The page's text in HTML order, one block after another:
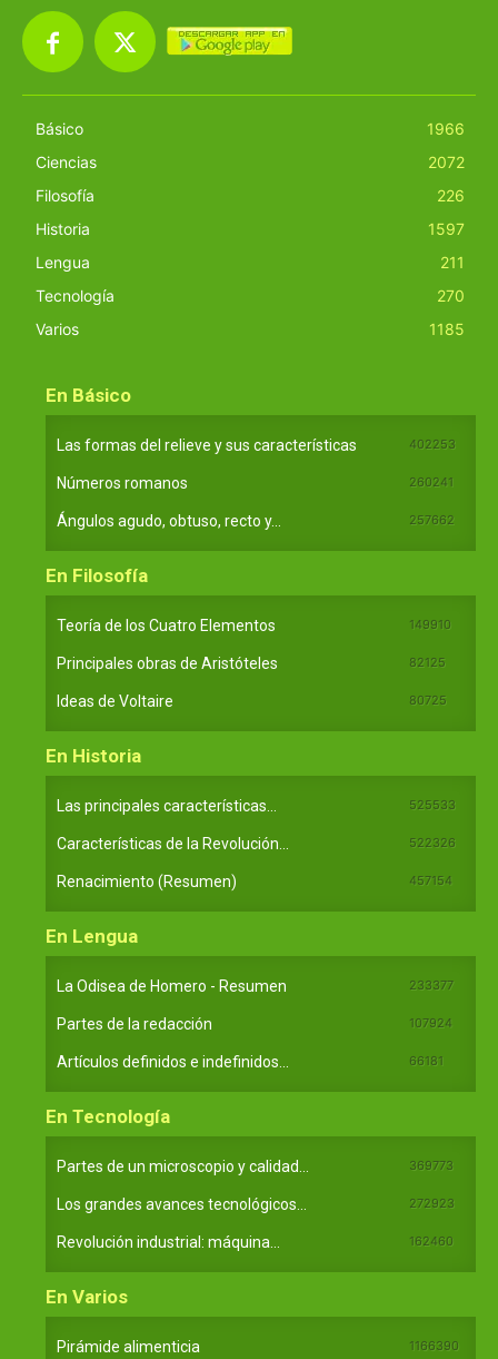
Básico
1966
Ciencias
2072
Filosofía
226
Historia
1597
Lengua
211
Tecnología
270
Varios
1185
En Básico
Las formas del relieve y sus características 402253
Números romanos 260241
Ángulos agudo, obtuso, recto y... 257662
En Filosofía
Teoría de los Cuatro Elementos 149910
Principales obras de Aristóteles 82125
Ideas de Voltaire 80725
En Historia
Las principales características... 525533
Características de la Revolución... 522326
Renacimiento (Resumen) 457154
En Lengua
La Odisea de Homero - Resumen 233377
Partes de la redacción 107924
Artículos definidos e indefinidos... 66181
En Tecnología
Partes de un microscopio y calidad... 369773
Los grandes avances tecnológicos... 272923
Revolución industrial: máquina... 162460
En Varios
Pirámide alimenticia 1166390